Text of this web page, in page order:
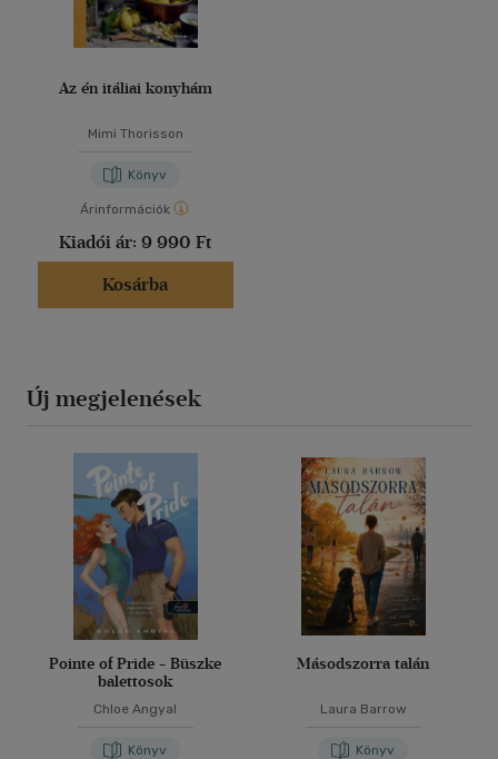
Az én itáliai konyhám
Mimi Thorisson
Könyv
Árinformációk
Kiadói ár: 9 990 Ft
Kosárba
Új megjelenések
Pointe of Pride - Büszke
balettosok
Chloe Angyal
Könyv
Másodszorra talán
Laura Barrow
Könyv